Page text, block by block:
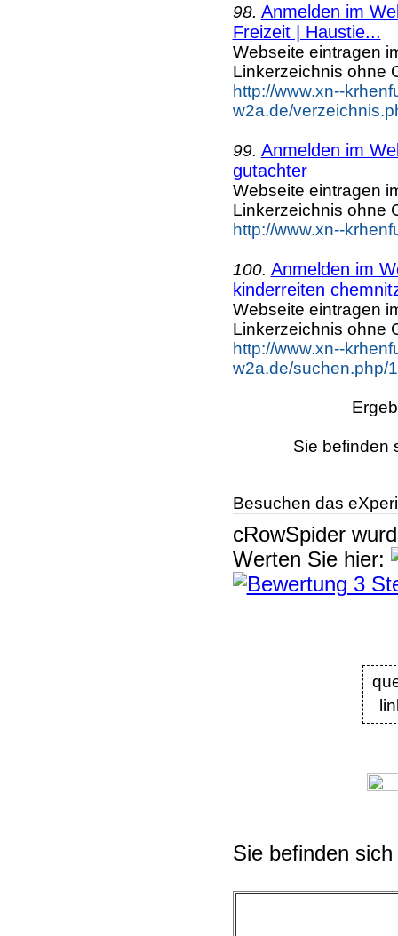
98. Anmelden im
Freizeit | Haustie...
Webseite eintragen
Linkerzeichnis ohne
http://www.xn--
w2a.de/
99. Anmelden im
gutachter
Webseite eintragen
Linkerzeichnis ohne
http://www.xn--
100. Anmelden im
kinderreiten
Webseite eintragen
Linkerzeichnis ohne
http://www.xn--
w2a.de/suchen.php/
Sie befinden
Besuchen das
cRowSpider
Werten Sie hier:
Sie befinden